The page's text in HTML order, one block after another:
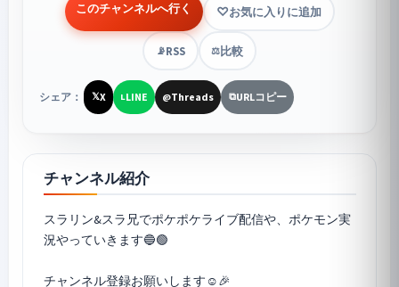
このチャンネルへ行く お気に入りに追加
📡RSS ⚖️比較
シェア： 𝕏X LLINE @Threads ⧉URLコピー
チャンネル紹介
スラリン&スラ兄でポケポケライブ配信や、ポケモン実
況やっていきます🔵🟢
チャンネル登録お願いします☺🎉